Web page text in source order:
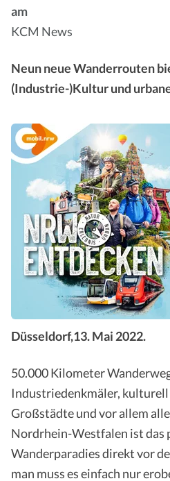
am
KCM News
Neun neue Wanderrouten
(Industrie-​)Kultur und
Düsseldorf,13. Mai 2022.
50.000 Kilometer
Industriedenkmäler,
Großstädte und vor allem
Nordrhein-​Westfalen ist das
Wanderparadies direkt vor
man muss es einfach nur